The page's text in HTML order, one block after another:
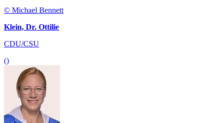
© Michael Bennett
Klein, Dr. Ottilie
CDU/CSU
()